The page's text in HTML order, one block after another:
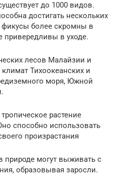
до 1000 видов.
достигать нескольких
более скромны в
привередливы в уходе.
лесов Малайзии и
Тихоокеанских и
моря, Южной
растение
способно использовать
произрастания
могут выживать с
образовывая заросли.